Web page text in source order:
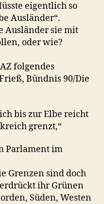
eigentlich so
Ausländer“.
Ausländer sie mit
oder wie?
folgendes
Bündnis 90/Die
bis zur Elbe reicht
grenzt,“
Parlament im
Grenzen sind doch
ihr Grünen
Süden, Westen